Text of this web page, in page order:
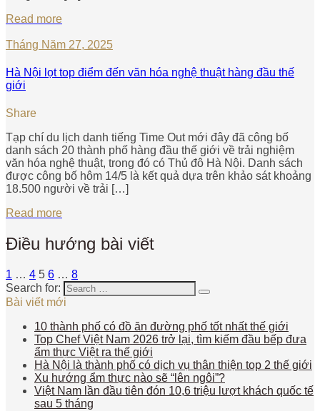
Read more
Tháng Năm 27, 2025
Hà Nội lọt top điểm đến văn hóa nghệ thuật hàng đầu thế
giới
Share
Tạp chí du lịch danh tiếng Time Out mới đây đã công bố
danh sách 20 thành phố hàng đầu thế giới về trải nghiệm
văn hóa nghệ thuật, trong đó có Thủ đô Hà Nội. Danh sách
được công bố hôm 14/5 là kết quả dựa trên khảo sát khoảng
18.500 người về trải […]
Read more
Điều hướng bài viết
1 … 4 5 6 … 8
Search for:
Bài viết mới
10 thành phố có đồ ăn đường phố tốt nhất thế giới
Top Chef Việt Nam 2026 trở lại, tìm kiếm đầu bếp đưa
ẩm thực Việt ra thế giới
Hà Nội là thành phố có dịch vụ thân thiện top 2 thế giới
Xu hướng ẩm thực nào sẽ “lên ngôi”?
Việt Nam lần đầu tiên đón 10,6 triệu lượt khách quốc tế
sau 5 tháng